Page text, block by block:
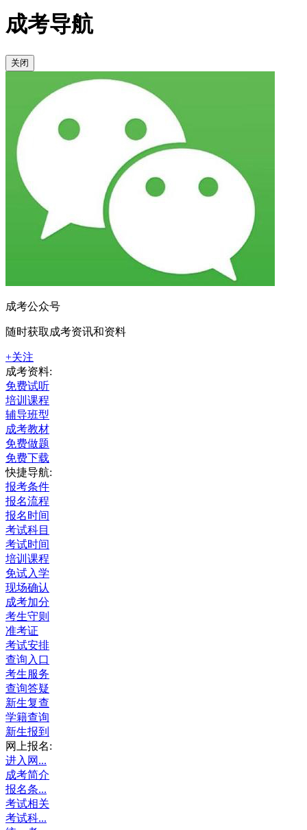
成考导航
关闭
成考公众号
随时获取成考资讯和资料
+关注
成考资料:
免费试听
培训课程
辅导班型
成考教材
免费做题
免费下载
快捷导航:
报考条件
报名流程
报名时间
考试科目
考试时间
培训课程
免试入学
现场确认
成考加分
考生守则
准考证
考试安排
查询入口
考生服务
查询答疑
新生复查
学籍查询
新生报到
网上报名:
进入网...
成考简介
报名条...
考试相关
考试科...